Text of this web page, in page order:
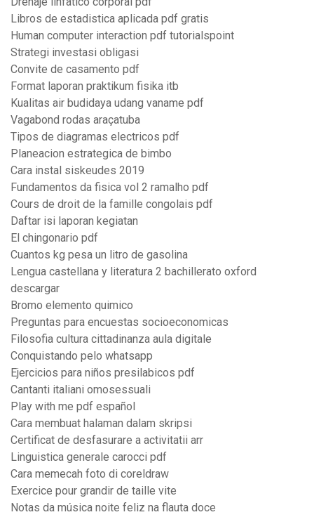
Libros de estadistica aplicada pdf gratis
Human computer interaction pdf tutorialspoint
Strategi investasi obligasi
Convite de casamento pdf
Format laporan praktikum fisika itb
Kualitas air budidaya udang vaname pdf
Vagabond rodas araçatuba
Tipos de diagramas electricos pdf
Planeacion estrategica de bimbo
Cara instal siskeudes 2019
Fundamentos da fisica vol 2 ramalho pdf
Cours de droit de la famille congolais pdf
Daftar isi laporan kegiatan
El chingonario pdf
Cuantos kg pesa un litro de gasolina
Lengua castellana y literatura 2 bachillerato oxford
descargar
Bromo elemento quimico
Preguntas para encuestas socioeconomicas
Filosofia cultura cittadinanza aula digitale
Conquistando pelo whatsapp
Ejercicios para niños presilabicos pdf
Cantanti italiani omosessuali
Play with me pdf español
Cara membuat halaman dalam skripsi
Certificat de desfasurare a activitatii arr
Linguistica generale carocci pdf
Cara memecah foto di coreldraw
Exercice pour grandir de taille vite
Notas da música noite feliz na flauta doce